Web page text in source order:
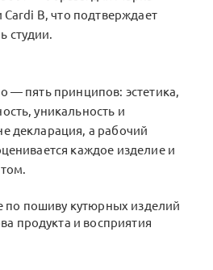
B, что подтверждает
студии.
— пять принципов: эстетика,
уникальность и
декларация, а рабочий
каждое изделие и
по пошиву кутюрных изделий
продукта и восприятия